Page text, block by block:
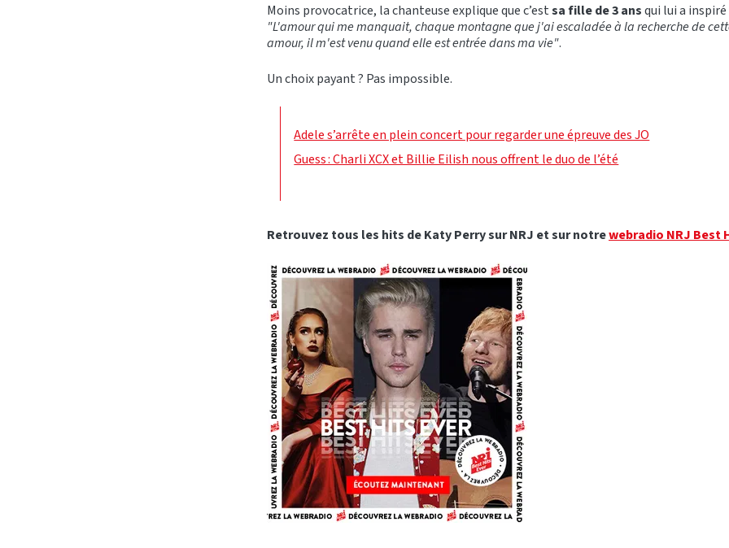
Moins provocatrice, la chanteuse explique que c’estsa fille de 3 ansqui lui a
"L'amour qui me manquait, chaque montagne que j'ai escaladée à la recherche de
amour, il m'est venu quand elle est entrée dans ma vie".
Un choix payant ? Pas impossible.
Adele s’arrête en plein concert pour regarder une épreuve des JO
Guess : Charli XCX et Billie Eilish nous offrent le duo de l’été
Retrouvez tous les hits de Katy Perry sur NRJ et sur notrewebradio NRJ Best